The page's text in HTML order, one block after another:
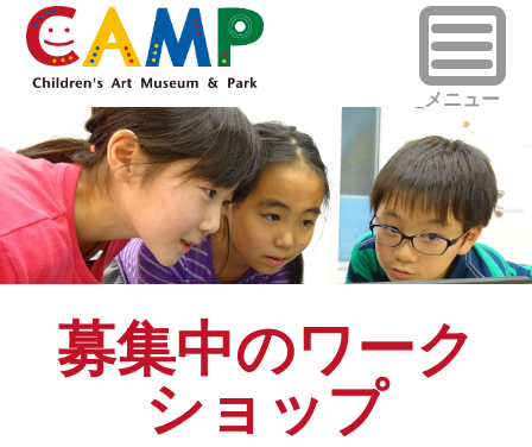
募集中のワーク
ショップ